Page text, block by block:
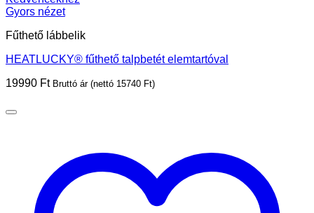
Gyors nézet
Fűthető lábbelik
HEATLUCKY® fűthető talpbetét elemtartóval
19990 Ft Bruttó ár (nettó 15740 Ft)